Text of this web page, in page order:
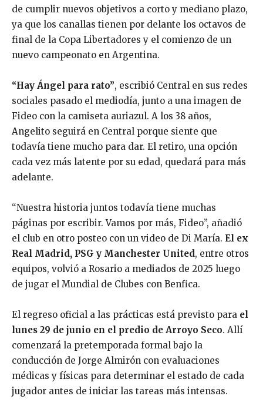
de cumplir nuevos objetivos a corto y mediano plazo,
ya que los canallas tienen por delante los octavos de
final de la Copa Libertadores y el comienzo de un
nuevo campeonato en Argentina.
“Hay Ángel para rato”, escribió Central en sus redes
sociales pasado el mediodía, junto a una imagen de
Fideo con la camiseta auriazul. A los 38 años,
Angelito seguirá en Central porque siente que
todavía tiene mucho para dar. El retiro, una opción
cada vez más latente por su edad, quedará para más
adelante.
“Nuestra historia juntos todavía tiene muchas
páginas por escribir. Vamos por más, Fideo”, añadió
el club en otro posteo con un video de Di María. El ex
Real Madrid, PSG y Manchester United, entre otros
equipos, volvió a Rosario a mediados de 2025 luego
de jugar el Mundial de Clubes con Benfica.
El regreso oficial a las prácticas está previsto para el
lunes 29 de junio en el predio de Arroyo Seco. Allí
comenzará la pretemporada formal bajo la
conducción de Jorge Almirón con evaluaciones
médicas y físicas para determinar el estado de cada
jugador antes de iniciar las tareas más intensas.